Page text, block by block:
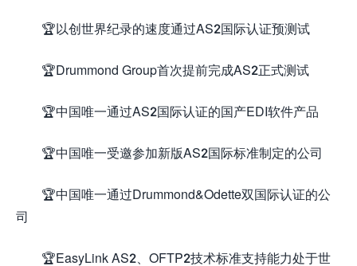
🏆以创世界纪录的速度通过AS2国际认证预测试
🏆Drummond Group首次提前完成AS2正式测试
🏆中国唯一通过AS2国际认证的国产EDI软件产品
🏆中国唯一受邀参加新版AS2国际标准制定的公司
🏆中国唯一通过Drummond&Odette双国际认证的公
司
🏆EasyLink AS2、OFTP2技术标准支持能力处于世